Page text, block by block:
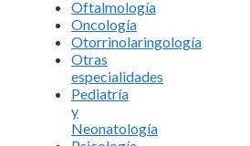
Oftalmología
Oncología
Otorrinolaringología
Otras
especialidades
Pediatría
y
Neonatología